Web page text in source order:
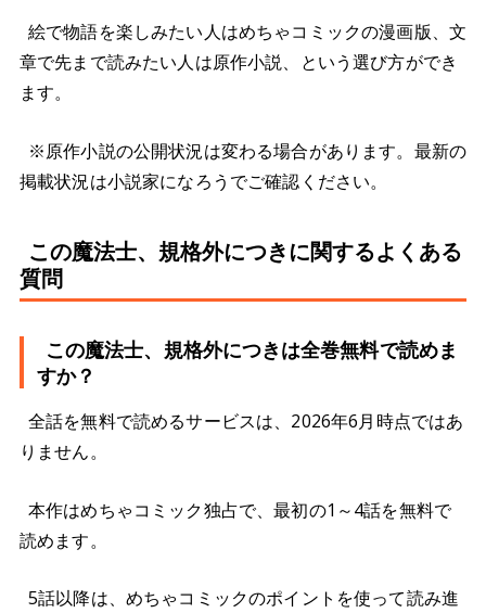
絵で物語を楽しみたい人はめちゃコミックの漫画版、文
章で先まで読みたい人は原作小説、という選び方ができ
ます。
※原作小説の公開状況は変わる場合があります。最新の
掲載状況は小説家になろうでご確認ください。
この魔法士、規格外につきに関するよくある
質問
この魔法士、規格外につきは全巻無料で読めま
すか？
全話を無料で読めるサービスは、2026年6月時点ではあ
りません。
本作はめちゃコミック独占で、最初の1～4話を無料で
読めます。
5話以降は、めちゃコミックのポイントを使って読み進